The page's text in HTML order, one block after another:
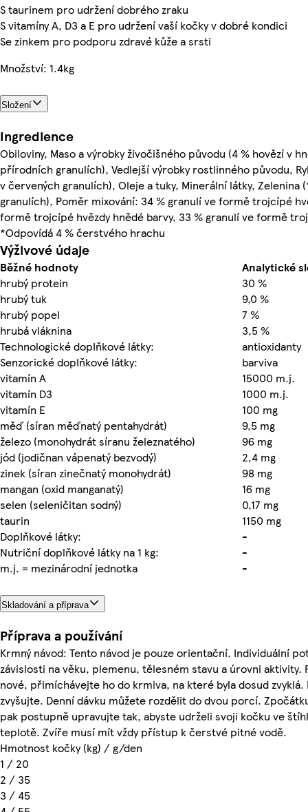
S taurinem pro udržení dobrého zraku
S vitamíny A, D3 a E pro udržení vaší kočky v dobré kondici
Se zinkem pro podporu zdravé kůže a srsti
Množství: 1.4kg
Složení
Ingredience
Obiloviny, Maso a výrobky živočišného původu (4 % hovězí v
přírodních granulích), Vedlejší výrobky rostlinného původu,
v červených granulích), Oleje a tuky, Minerální látky,
granulích), Poměr mixování: 34 % granulí ve formě trojcípé
formě trojcípé hvězdy hnědé barvy, 33 % granulí ve formě
*Odpovídá 4 % čerstvého hrachu
Výživové údaje
Běžné hodnoty
Analytické
hrubý protein
30 %
hrubý tuk
9,0 %
hrubý popel
7 %
hrubá vláknina
3,5 %
Technologické dopIňkové látky:
antioxidanty
Senzorické dopIňkové látky:
barviva
vitamín A
15000 m.j.
vitamín D3
1000 m.j.
vitamín E
100 mg
měď (síran měďnatý pentahydrát)
9,5 mg
železo (monohydrát síranu železnatého)
96 mg
jód (jodičnan vápenatý bezvodý)
2,4 mg
zinek (síran zinečnatý monohydrát)
98 mg
mangan (oxid manganatý)
16 mg
selen (seleničitan sodný)
0,17 mg
taurin
1150 mg
DopIňkové látky:
-
Nutriční doplňkové látky na 1 kg:
-
m.j. = mezinárodní jednotka
-
Skladování a příprava
Příprava a používání
Krmný návod: Tento návod je pouze orientační. Individuální
závislosti na věku, plemenu, tělesném stavu a úrovni
nové, přimíchávejte ho do krmiva, na které byla dosud
zvyšujte. Denní dávku můžete rozdělit do dvou porcí.
pak postupně upravujte tak, abyste udrželi svoji kočku ve
teplotě. Zvíře musí mít vždy přístup k čerstvé pitné vodě.
Hmotnost kočky (kg) / g/den
1 / 20
2 / 35
3 / 45